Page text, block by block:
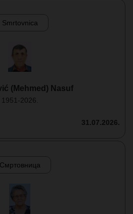
Smrtovnica
(Mehmed) Nasuf
1951-2026.
31.07.2026.
Смртовница